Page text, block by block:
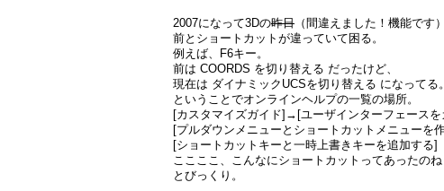
2007になって3Dの昨日 （間違えました！機能です
前とショートカットが違っていて困る。
例えば、F6キー。
前は COORDS を切り替える だったけど、
現在は ダイナミックUCSを切り替える になってる。
ということでオンラインヘルプの一覧の場所。
[カスタマイズガイド]→[ユーザインターフェース
[プルダウンメニューとショートカットメニューを
[ショートカットキーと一時上書きキーを追加する]
ここここ、こんなにショートカットってあったのね
とびっくり。